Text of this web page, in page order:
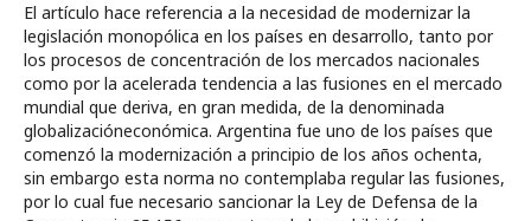
El artículo hace referencia a la necesidad de modernizar la
legislación monopólica en los países en desarrollo, tanto por
los procesos de concentración de los mercados nacionales
como por la acelerada tendencia a las fusiones en el mercado
mundial que deriva, en gran medida, de la denominada
globalizacióneconómica. Argentina fue uno de los países que
comenzó la modernización a principio de los años ochenta,
sin embargo esta norma no contemplaba regular las fusiones,
por lo cual fue necesario sancionar la Ley de Defensa de la